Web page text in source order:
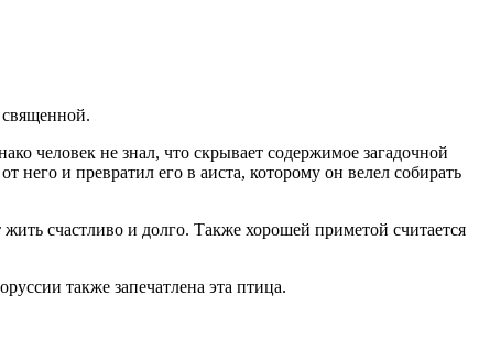
человек не знал, что скрывает содержимое загадочной
него и превратил его в аиста, которому он велел собирать
счастливо и долго. Также хорошей приметой считается
также запечатлена эта птица.